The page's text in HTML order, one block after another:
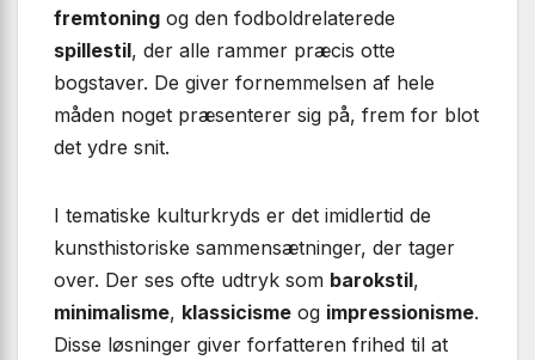
fremtoning og den fodboldrelaterede
spillestil, der alle rammer præcis otte
bogstaver. De giver fornemmelsen af hele
måden noget præsenterer sig på, frem for blot
det ydre snit.
I tematiske kulturkryds er det imidlertid de
kunsthistoriske sammensætninger, der tager
over. Der ses ofte udtryk som barokstil,
minimalisme, klassicisme og impressionisme.
Disse løsninger giver forfatteren frihed til at